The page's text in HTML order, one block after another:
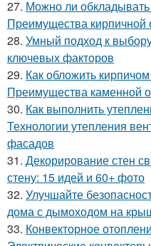
27. Можно ли
Преимущества кирпичной
28. Умный подход к
ключевых факторов
29. Как обложить
Преимущества каменной
30. Как выполнить
Технологии утепления
фасадов
31. Декорирование стен
стену: 15 идей и 60+ фото
32. Улучшайте
дома с дымоходом на
33. Конвекторное